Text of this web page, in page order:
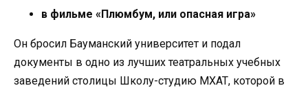
в фильме «Плюмбум, или опасная игра»
Он бросил Бауманский университет и подал
документы в одно из лучших театральных учебных
заведений столицы Школу-студию МХАТ, которой в